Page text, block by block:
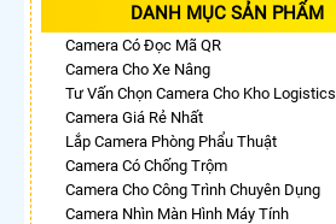
DANH MỤC SẢN PHẨM
Camera Có Đọc Mã QR
Camera Cho Xe Nâng
Tư Vấn Chọn Camera Cho Kho Logistics
Camera Giá Rẻ Nhất
Lắp Camera Phòng Phẩu Thuật
Camera Có Chống Trộm
Camera Cho Công Trình Chuyên Dụng
Camera Nhìn Màn Hình Máy Tính